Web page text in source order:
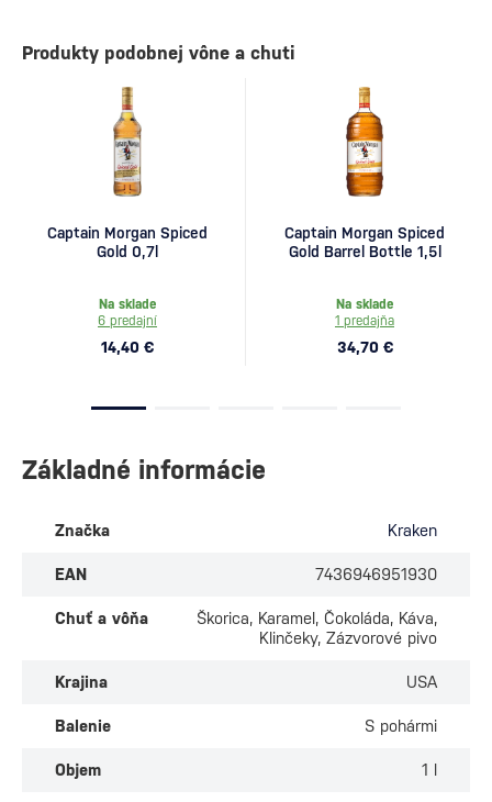
Produkty podobnej vône a chuti
Captain Morgan Spiced
Gold 0,7l
Na sklade
6 predajní
14,40 €
Captain Morgan Spiced
Gold Barrel Bottle 1,5l
Na sklade
1 predajňa
34,70 €
Základné informácie
Značka Kraken
EAN 7436946951930
Chuť a vôňa
Škorica, Karamel, Čokoláda, Káva,
Klinčeky, Zázvorové pivo
Krajina USA
Balenie S pohármi
Objem 1 l